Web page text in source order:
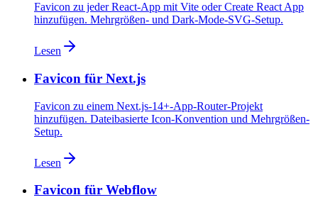
Favicon zu jeder React-App mit Vite oder Create React App
hinzufügen. Mehrgrößen- und Dark-Mode-SVG-Setup.
Lesen
Favicon für Next.js
Favicon zu einem Next.js-14+-App-Router-Projekt
hinzufügen. Dateibasierte Icon-Konvention und Mehrgrößen-
Setup.
Lesen
Favicon für Webflow